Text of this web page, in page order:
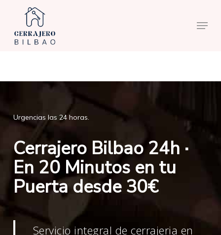
main
content
Menu
Urgencias las 24 horas.
Cerrajero Bilbao 24h ·
En 20 Minutos en tu
Puerta desde 30€
Servicio integral de cerrajeria en